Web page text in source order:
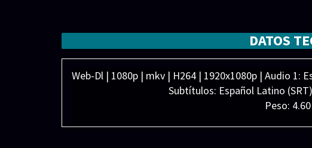
Elenco:Anaya Patel,Ari Novak,Bobby Maximus,Jeff
Todd Gordon,Xian Mikol
DATOS
Web-Dl | 1080p | mkv | H264 | 1920x1080p | Audio 1:
Subtítulos: Español Latino
Peso: